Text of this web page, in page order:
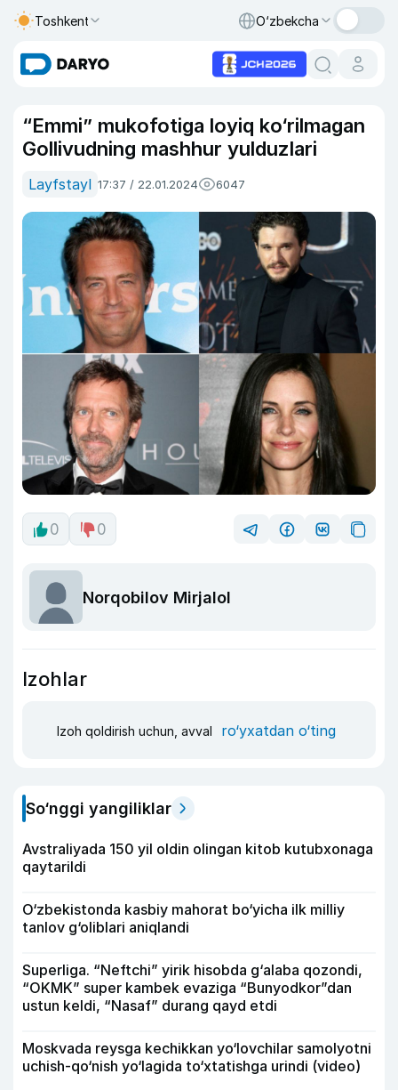
Toshkent O‘zbekcha
“Emmi” mukofotiga loyiq ko‘rilmagan
Gollivudning mashhur yulduzlari
Layfstayl 17:37 / 22.01.2024 6047
0 0
Norqobilov Mirjalol
Izohlar
Izoh qoldirish uchun, avval ro‘yxatdan o‘ting
So‘nggi yangiliklar
Avstraliyada 150 yil oldin olingan kitob kutubxonaga
qaytarildi
O‘zbekistonda kasbiy mahorat bo‘yicha ilk milliy
tanlov g‘oliblari aniqlandi
Superliga. “Neftchi” yirik hisobda g‘alaba qozondi,
“OKMK” super kambek evaziga “Bunyodkor”dan
ustun keldi, “Nasaf” durang qayd etdi
Moskvada reysga kechikkan yo‘lovchilar samolyotni
uchish-qo‘nish yo‘lagida to‘xtatishga urindi (video)